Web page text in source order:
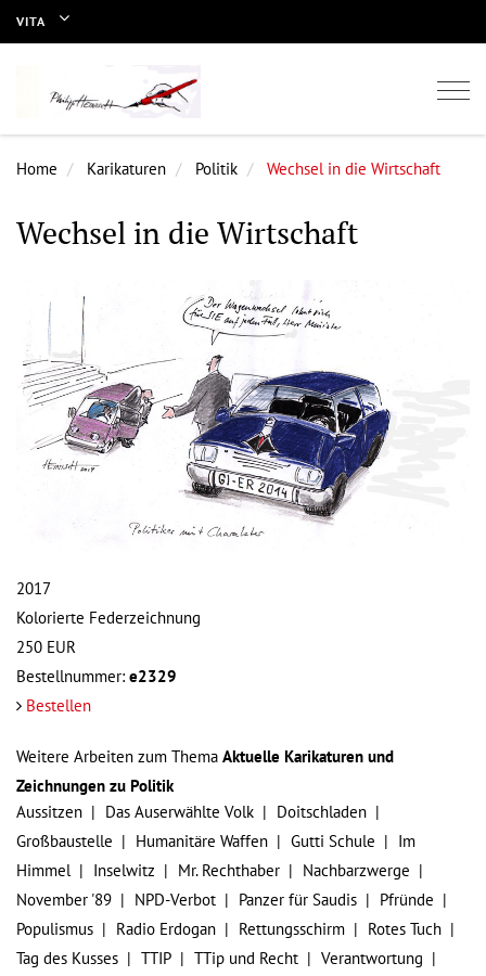
VITA
Home Karikaturen Politik Wechsel in die Wirtschaft
Wechsel in die Wirtschaft
2017
Kolorierte Federzeichnung
250 EUR
Bestellnummer: e2329
Bestellen
Weitere Arbeiten zum Thema Aktuelle Karikaturen und
Zeichnungen zu Politik
Aussitzen
Das Auserwählte Volk
Doitschladen
Großbaustelle
Humanitäre Waffen Gutti Schule
Im
Himmel
Inselwitz Mr. Rechthaber
Nachbarzwerge
November '89
NPD-Verbot Panzer für Saudis
Pfründe
Populismus
Radio Erdogan Rettungsschirm
Rotes Tuch
Tag des Kusses
TTIP TTip und Recht
Verantwortung